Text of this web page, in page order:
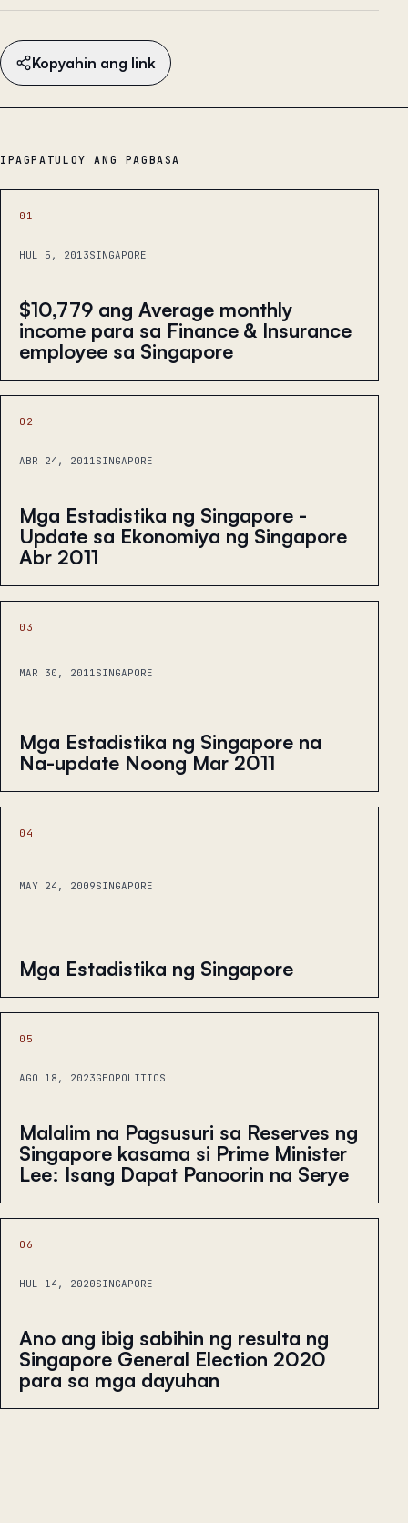
Kopyahin ang link
IPAGPATULOY ANG PAGBASA
01
HUL 5, 2013SINGAPORE
$10,779 ang Average monthly
income para sa Finance & Insurance
employee sa Singapore
02
ABR 24, 2011 SINGAPORE
Mga Estadistika ng Singapore -
Update sa Ekonomiya ng Singapore
Abr 2011
03
MAR 30, 2011SINGAPORE
Mga Estadistika ng Singapore na
Na-update Noong Mar 2011
04
MAY 24, 2009SINGAPORE
Mga Estadistika ng Singapore
05
AGO 18, 2023GEOPOLITICS
Malalim na Pagsusuri sa Reserves ng
Singapore kasama si Prime Minister
Lee: Isang Dapat Panoorin na Serye
06
HUL 14, 2020SINGAPORE
Ano ang ibig sabihin ng resulta ng
Singapore General Election 2020
para sa mga dayuhan